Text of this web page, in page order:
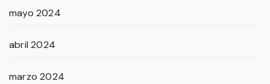
mayo 2024
abril 2024
marzo 2024